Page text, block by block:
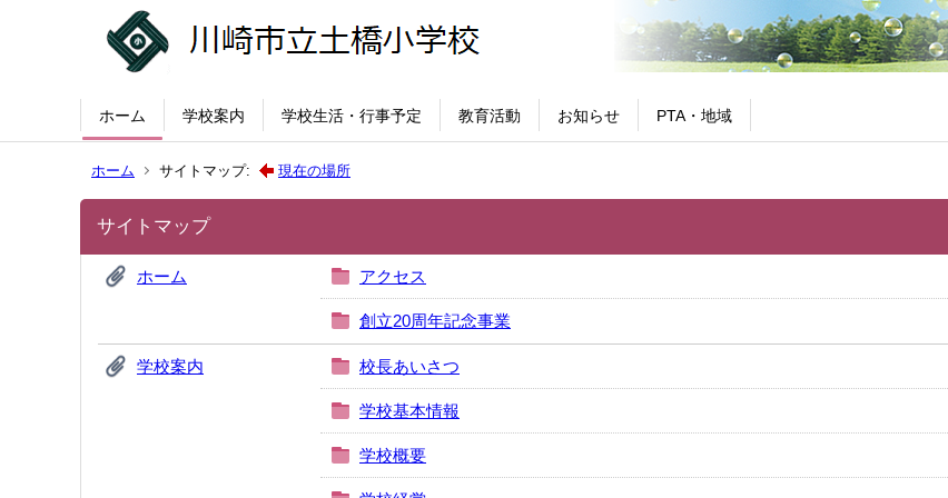
ホーム 学校案内 学校生活・行事予定 教育活動 お知らせ PTA・地域
ホーム サイトマップ: 現在の場所
サイトマップ
ホーム アクセス
創立20周年記念事業
学校案内 校長あいさつ
学校基本情報
学校概要